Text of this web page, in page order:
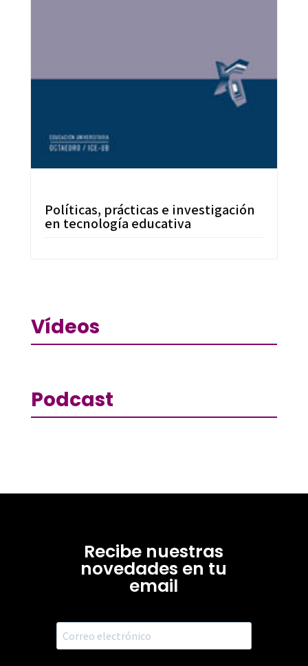
Políticas, prácticas e investigación
en tecnología educativa
Vídeos
Podcast
Recibe nuestras
novedades en tu
email